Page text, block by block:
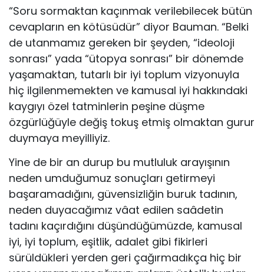
“Soru sormaktan kaçınmak verilebilecek bütün
cevapların en kötüsüdür” diyor Bauman. “Belki
de utanmamız gereken bir şeyden, “ideoloji
sonrası” yada “ütopya sonrası” bir dönemde
yaşamaktan, tutarlı bir iyi toplum vizyonuyla
hiç ilgilenmemekten ve kamusal iyi hakkındaki
kaygıyı özel tatminlerin peşine düşme
özgürlüğüyle değiş tokuş etmiş olmaktan gurur
duymaya meyilliyiz.
Yine de bir an durup bu mutluluk arayışının
neden umduğumuz sonuçları getirmeyi
başaramadığını, güvensizliğin buruk tadının,
neden duyacağımız vâat edilen saâdetin
tadını kaçırdığını düşündüğümüzde, kamusal
iyi, iyi toplum, eşitlik, adalet gibi fikirleri
sürüldükleri yerden geri çağırmadıkça hiç bir